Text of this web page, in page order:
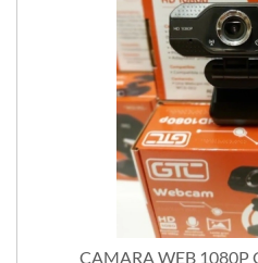
CAMARA WEB 1080P